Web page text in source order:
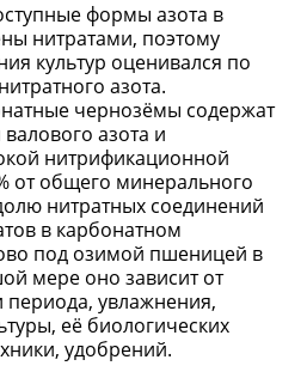
формы азота в
нитратами, поэтому
культур оценивался по
азота.
чернозёмы содержат
азота и
нитрификационной
от общего минерального
нитратных соединений
в карбонатном
под озимой пшеницей в
мере оно зависит от
периода, увлажнения,
её биологических
удобрений.